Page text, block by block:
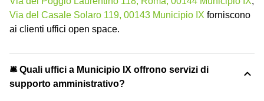
Via del Casale Solaro 119, 00143 Municipio IX forniscono
ai clienti uffici open space.
🛎 Quali uffici a Municipio IX offrono servizi di
supporto amministrativo?